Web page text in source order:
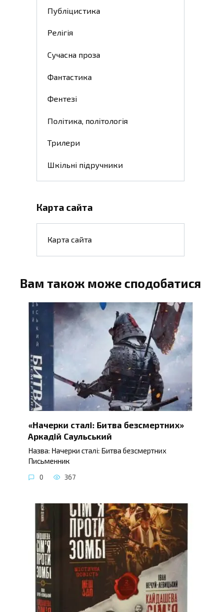
Публіцистика
Релігія
Сучасна проза
Фантастика
Фентезі
Політика, політологія
Трилери
Шкільні підручники
Карта сайта
Карта сайта
Вам також може сподобатися
«Начерки сталі: Битва безсмертних»
Аркадій Саульський
Назва: Начерки сталі: Битва безсмертних
Письменник
0 367